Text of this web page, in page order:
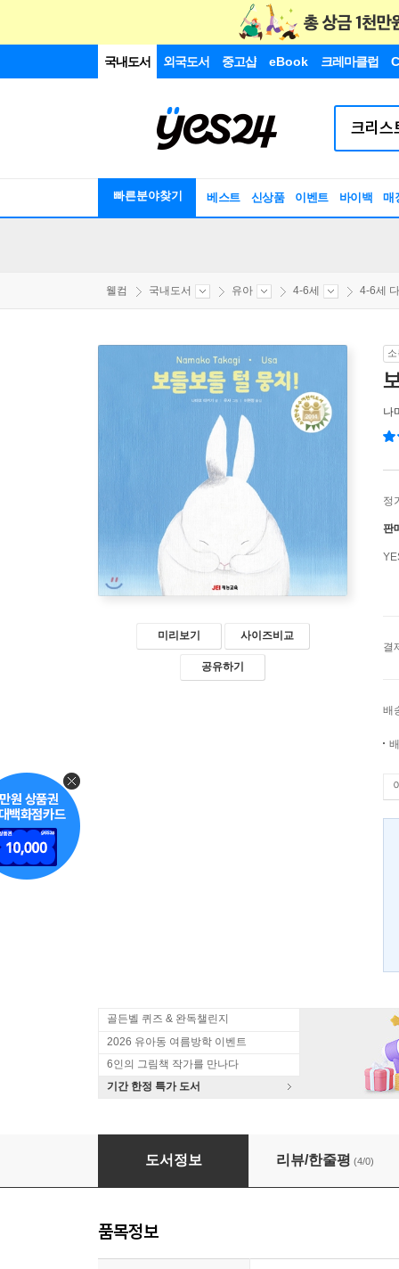
국내도서 외국도서 중고샵 eBook 크레마클럽
빠른분야찾기 베스트 신상품 이벤트 바이백 매
웰컴 국내도서 유아 4-6세 4-6세
미리보기 사이즈비교
공유하기
나
정
판
결
배
골든벨 퀴즈 & 완독챌린지
2026 유아동 여름방학 이벤트
6인의 그림책 작가를 만나다
기간 한정 특가 도서
보들보들 털 뭉치!
도서정보 리뷰/한줄평 (4/0)
품목정보